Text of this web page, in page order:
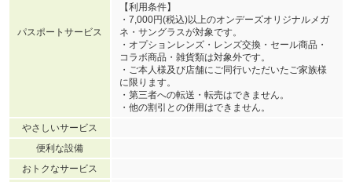
パスポートサービス
【利用条件】
・7,000円(税込)以上のオンデーズオリジナルメガ
ネ・サングラスが対象です。
・オプションレンズ・レンズ交換・セール商品・
コラボ商品・雑貨類は対象外です。
・ご本人様及び店舗にご同行いただいたご家族様
に限ります。
・第三者への転送・転売はできません。
・他の割引との併用はできません。
やさしいサービス
便利な設備
おトクなサービス